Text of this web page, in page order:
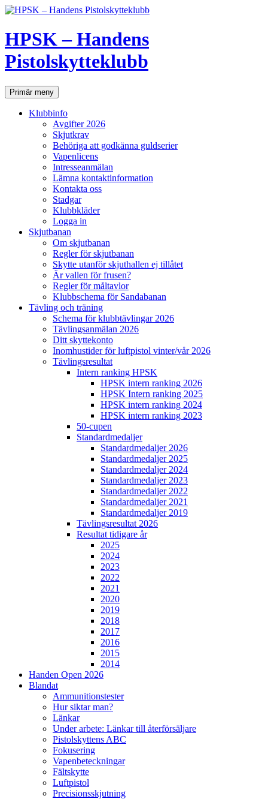
Hoppa
innehåll
HPSK – Handens
Pistolskytteklubb
SökPrimär meny
Klubbinfo
Avgifter 2026
Skjutkrav
Behöriga att godkänna guldserier
Vapenlicens
Intresseanmälan
Lämna kontaktinformation
Kontakta oss
Stadgar
Klubbkläder
Logga in
Skjutbanan
Om skjutbanan
Regler för skjutbanan
Skytte utanför skjuthallen ej tillåtet
Är vallen för frusen?
Regler för måltavlor
Klubbschema för Sandabanan
Tävling och träning
Schema för klubbtävlingar 2026
Tävlingsanmälan 2026
Ditt skyttekonto
Inomhustider för luftpistol vinter/vår 2026
Tävlingsresultat
Intern ranking HPSK
HPSK intern ranking 2026
HPSK Intern ranking 2025
HPSK intern ranking 2024
HPSK intern ranking 2023
50-cupen
Standardmedaljer
Standardmedaljer 2026
Standardmedaljer 2025
Standardmedaljer 2024
Standardmedaljer 2023
Standardmedaljer 2022
Standardmedaljer 2021
Standardmedaljer 2019
Tävlingsresultat 2026
Resultat tidigare år
2025
2024
2023
2022
2021
2020
2019
2018
2017
2016
2015
2014
Handen Open 2026
Blandat
Ammunitionstester
Hur siktar man?
Länkar
Under arbete: Länkar till återförsäljare
Pistolskyttens ABC
Fokusering
Vapenbeteckningar
Fältskytte
Luftpistol
Precisionsskjutning